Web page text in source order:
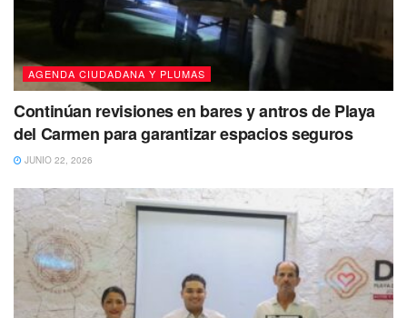
Te recomendamos leer:Riña entre reos de Cereso de
Ciudad Juárez deja varios muertos
Los habitantes señalan, que de esta fuga, la concesionaria
se aprovecha para elevar sus precios y los usuarios
haya una fuga, es importante denunciar y presionar a
Aguakan“para que haga su trabajo”.
Aguakan sigue justificando “su incapacidad” de dar
servicio a la ciudadanía, afirma que la baja presión y falta
de agua, se debe a diferentes factores, trabajos de
AGENDA CIUDADANA Y PLUMAS
Continúan revisiones en bares y antros de Playa
del Carmen para garantizar espacios seguros
JUNIO 22, 2026